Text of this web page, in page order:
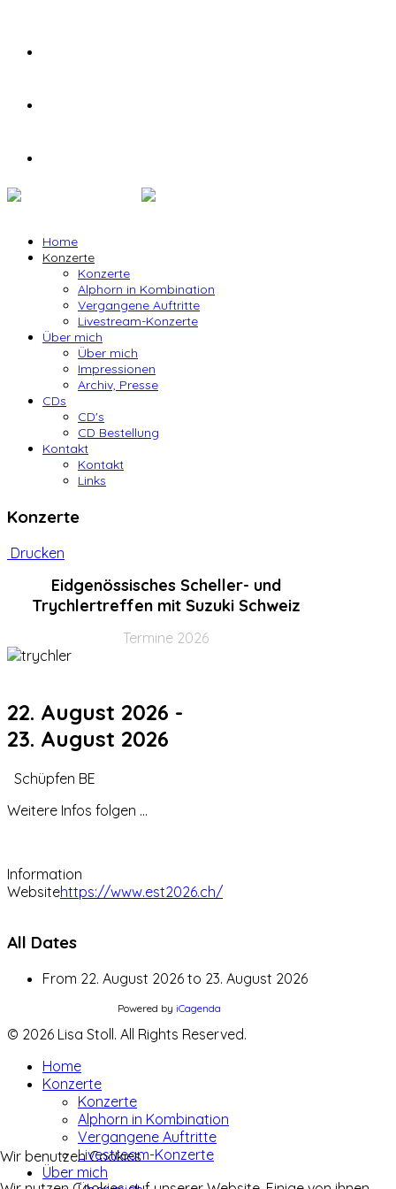
Home
Konzerte
Konzerte
Alphorn in Kombination
Vergangene Auftritte
Livestream-Konzerte
Über mich
Über mich
Impressionen
Archiv, Presse
CDs
CD's
CD Bestellung
Kontakt
Kontakt
Links
Konzerte
Drucken
Eidgenössisches Scheller- und
Trychlertreffen mit Suzuki Schweiz
Termine 2026
22. August 2026 -
23. August 2026
Schüpfen BE
Weitere Infos folgen ...
Information
Websitehttps://www.est2026.ch/
All Dates
From 22. August 2026 to 23. August 2026
Powered byiCagenda
© 2026 Lisa Stoll. All Rights Reserved.
Home
Konzerte
Konzerte
Alphorn in Kombination
Vergangene Auftritte
Livestream-Konzerte
Über mich
Wir benutzen Cookies